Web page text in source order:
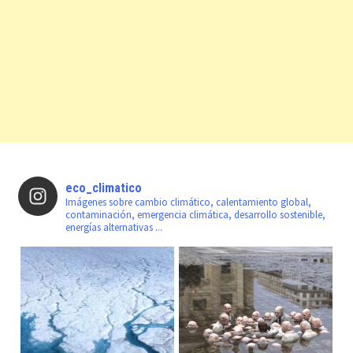
eco_climatico
Imágenes sobre cambio climático, calentamiento global,
contaminación, emergencia climática, desarrollo sostenible,
energías alternativas ...